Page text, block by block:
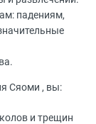
падениям,
Сяоми , вы:
и трещин